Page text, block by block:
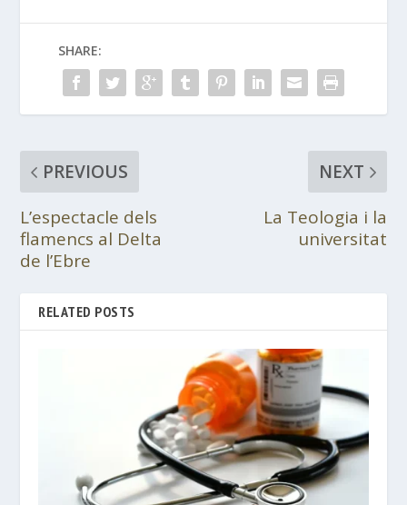
SHARE:
PREVIOUS
L’espectacle dels
flamencs al Delta
de l’Ebre
NEXT
La Teologia i la
universitat
RELATED POSTS